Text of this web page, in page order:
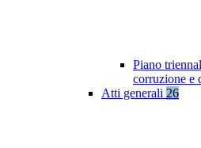
Piano
corruzione e
Atti generali 26